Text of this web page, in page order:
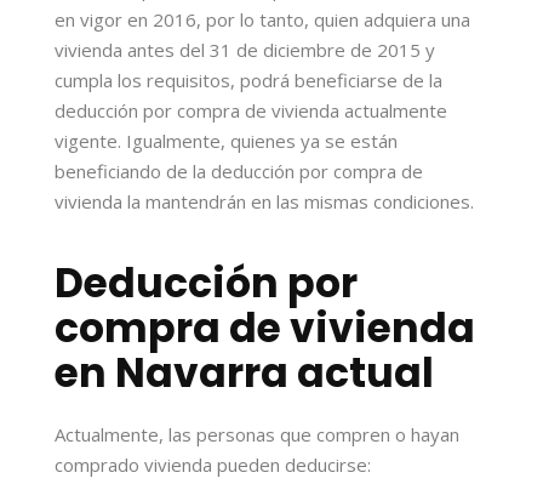
en vigor en 2016, por lo tanto, quien adquiera una
vivienda antes del 31 de diciembre de 2015 y
cumpla los requisitos, podrá beneficiarse de la
deducción por compra de vivienda actualmente
vigente. Igualmente, quienes ya se están
beneficiando de la deducción por compra de
vivienda la mantendrán en las mismas condiciones.
Deducción por
compra de vivienda
en Navarra actual
Actualmente, las personas que compren o hayan
comprado vivienda pueden deducirse: